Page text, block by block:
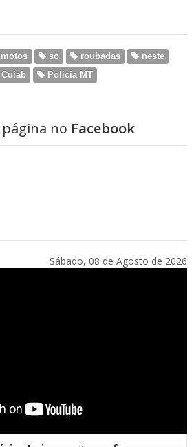
motos so roubadas
neste
Cuiab Policia MT
no Facebook
Sábado, 08 de Agosto de 2026